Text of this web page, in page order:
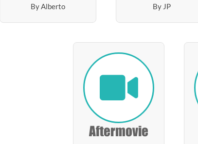
By Alberto By JP
Aftermovie